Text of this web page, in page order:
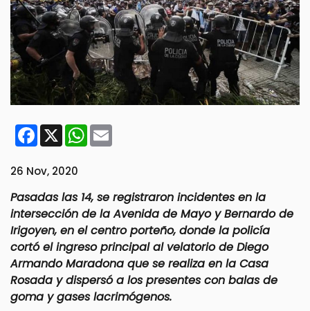
Facebook
X WhatsApp
Email
26 Nov, 2020
Pasadas las 14, se registraron incidentes en la
intersección de la Avenida de Mayo y Bernardo de
Irigoyen, en el centro porteño, donde la policía
cortó el ingreso principal al velatorio de Diego
Armando Maradona que se realiza en la Casa
Rosada y dispersó a los presentes con balas de
goma y gases lacrimógenos.